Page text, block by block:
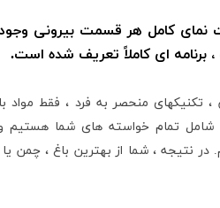
کامل هر قسمت بیرونی وجود
برنامه ای کاملاً تعریف شده است.
، تکنیکهای منحصر به فرد ، فقط مواد
شامل تمام خواسته های شما هستیم و
نتیجه ، شما از بهترین باغ ، چمن